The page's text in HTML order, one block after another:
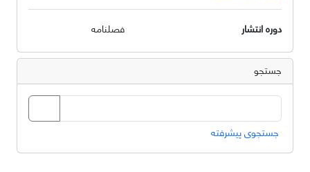
دوره انتشار فصلنامه
جستجو
جستجوی پیشرفته